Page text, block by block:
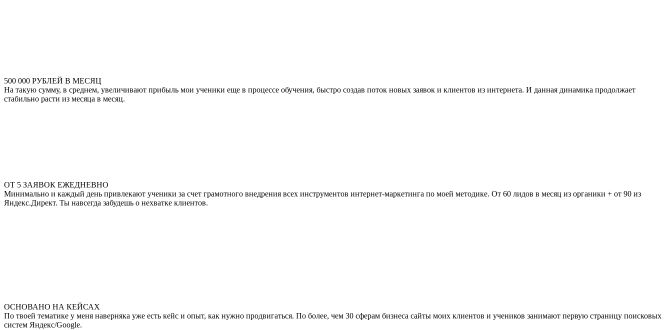
500 000 РУБЛЕЙ В МЕСЯЦ
На такую сумму, в среднем, увеличивают прибыль мои ученики еще в процессе обучения, быстро создав поток новых заявок и клиентов из интернета. И данная динамика продолжает
стабильно расти из месяца в месяц.
ОТ 5 ЗАЯВОК ЕЖЕДНЕВНО
Минимально и каждый день привлекают ученики за счет грамотного внедрения всех инструментов интернет-маркетинга по моей методике. От 60 лидов в месяц из органики + от 90 из
Яндекс.Директ. Ты навсегда забудешь о нехватке клиентов.
ОСНОВАНО НА КЕЙСАХ
По твоей тематике у меня наверняка уже есть кейс и опыт, как нужно продвигаться. По более, чем 30 сферам бизнеса сайты моих клиентов и учеников занимают первую страницу поисковых
систем Яндекс/Google.